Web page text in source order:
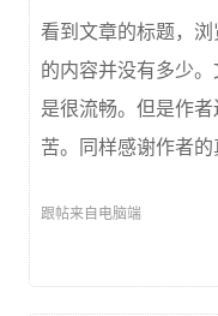
看到文章的标题，
的内容并没有多少
是很流畅。但是作
苦。同样感谢作者的
跟帖来自电脑端